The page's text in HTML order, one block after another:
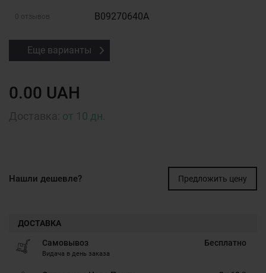
0 отзывов B09270640A
Еще варианты
0.00 UAH
от 10 дн.
Нашли дешевле? Предложить цену
ДОСТАВКА
Самовывоз
Видача в день заказа
Бесплатно